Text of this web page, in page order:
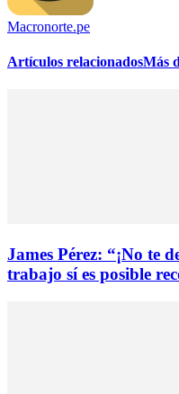
Macronorte.pe
Artículos relacionadosMás
James Pérez: “¡No te
trabajo sí es posible